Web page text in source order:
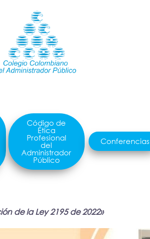
Código de
Ética
Profesional
del
Administrador
Público
Conferencias
de la Ley 2195 de 2022»